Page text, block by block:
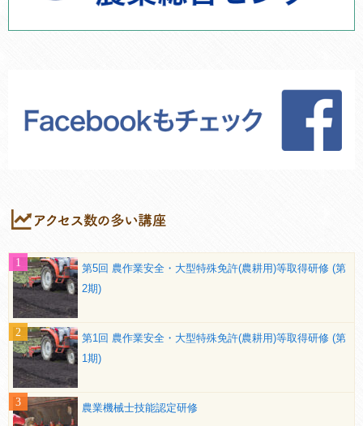
第5回 農作業安全・大型特殊免許(農耕用)等取得研修 (第
2期)
第1回 農作業安全・大型特殊免許(農耕用)等取得研修 (第
1期)
農業機械士技能認定研修